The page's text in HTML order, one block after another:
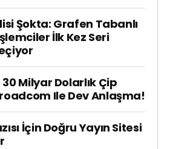
Şokta: Grafen Tabanlı
İlk Kez Seri
Milyar Dolarlık Çip
Ile Dev Anlaşma!
İçin Doğru Yayın Sitesi